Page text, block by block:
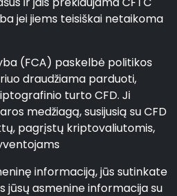
jei jiems teisiškai netaikoma
(FCA) paskelbė politikos
draudžiama parduoti,
turto CFD. Ji
medžiagą, susijusią su CFD
pagrįstų kriptovaliutomis,
informaciją, jūs sutinkate
jūsų asmenine informacija su